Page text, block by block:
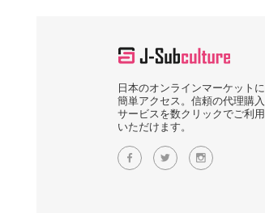
日本のオンラインマーケットに
簡単アクセス。信頼の代理購入
サービスを数クリックでご利用
いただけます。